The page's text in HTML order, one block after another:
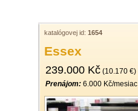
katalógovej id: 1654
Essex
239.000 Kč (10.170 €)
Prenájom: 6.000 Kč/mesiac